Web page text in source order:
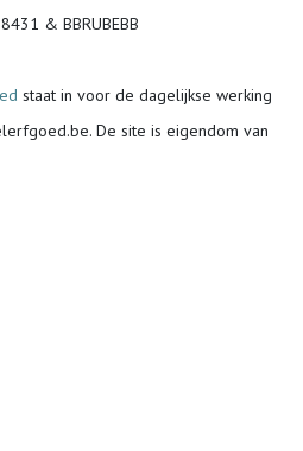
& BBRUBEBB
staat in voor de dagelijkse werking
De site is eigendom van